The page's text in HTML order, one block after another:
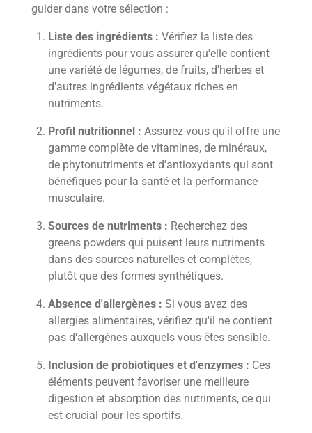
guider dans votre sélection :
Liste des ingrédients : Vérifiez la liste des
ingrédients pour vous assurer qu'elle contient
une variété de légumes, de fruits, d'herbes et
d'autres ingrédients végétaux riches en
nutriments.
Profil nutritionnel : Assurez-vous qu'il offre une
gamme complète de vitamines, de minéraux,
de phytonutriments et d'antioxydants qui sont
bénéfiques pour la santé et la performance
musculaire.
Sources de nutriments : Recherchez des
greens powders qui puisent leurs nutriments
dans des sources naturelles et complètes,
plutôt que des formes synthétiques.
Absence d'allergènes : Si vous avez des
allergies alimentaires, vérifiez qu'il ne contient
pas d'allergènes auxquels vous êtes sensible.
Inclusion de probiotiques et d'enzymes : Ces
éléments peuvent favoriser une meilleure
digestion et absorption des nutriments, ce qui
est crucial pour les sportifs.